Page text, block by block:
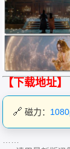
【下载地址】
磁力：
……